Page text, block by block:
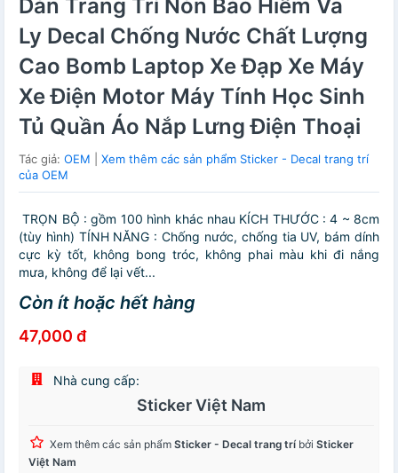
Dán Trang Trí Nón Bảo Hiểm Va
Ly Decal Chống Nước Chất Lượng
Cao Bomb Laptop Xe Đạp Xe Máy
Xe Điện Motor Máy Tính Học Sinh
Tủ Quần Áo Nắp Lưng Điện Thoại
Tác giả: OEM
Xem thêm các sản phẩm Sticker - Decal trang trí
của OEM
TRỌN BỘ : gồm 100 hình khác nhau KÍCH THƯỚC : 4 ~ 8cm
(tùy hình) TÍNH NĂNG : Chống nước, chống tia UV, bám dính
cực kỳ tốt, không bong tróc, không phai màu khi đi nắng
mưa, không để lại vết...
Còn ít hoặc hết hàng
47,000 đ
Nhà cung cấp:
Sticker Việt Nam
Xem thêm các sản phẩm Sticker - Decal trang trí bởi Sticker
Việt Nam